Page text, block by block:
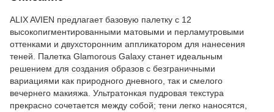
АLIX AVIEN предлагает базовую палетку с 12
высокопигментированными матовыми и перламутровыми
оттенками и двухсторонним аппликатором для нанесения
теней. Палетка Glamorous Galaxy станет идеальным
решением для создания образов с безграничными
вариациями как природного дневного, так и смелого
вечернего макияжа. Ультратонкая пудровая текстура
прекрасно сочетается между собой; тени легко наносятся,